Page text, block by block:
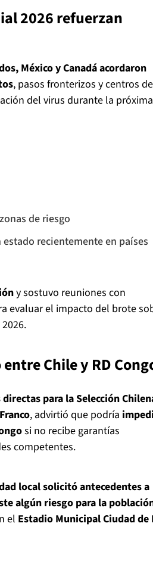
2026 refuerzan
México y Canadá acordaron
, pasos fronterizos y centros de
del virus durante la próxima
de riesgo
recientemente en países
y sostuvo reuniones con
evaluar el impacto del brote
Chile y RD
para la Selección
, advirtió que podría
si no recibe garantías
competentes.
local solicitó antecedentes a
algún riesgo para la
el Estadio Municipal Ciudad de